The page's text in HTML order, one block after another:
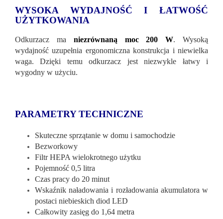
WYSOKA WYDAJNOŚĆ I ŁATWOŚĆ
UŻYTKOWANIA
Odkurzacz ma niezrównaną moc 200 W. Wysoką
wydajność uzupełnia ergonomiczna konstrukcja i niewielka
waga. Dzięki temu odkurzacz jest niezwykle łatwy i
wygodny w użyciu.
PARAMETRY TECHNICZNE
Skuteczne sprzątanie w domu i samochodzie
Bezworkowy
Filtr HEPA wielokrotnego użytku
Pojemność 0,5 litra
Czas pracy do 20 minut
Wskaźnik naładowania i rozładowania akumulatora w
postaci niebieskich diod LED
Całkowity zasięg do 1,64 metra